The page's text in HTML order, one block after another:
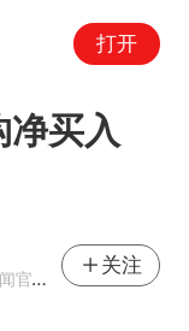
打开
净买入
易号
关注